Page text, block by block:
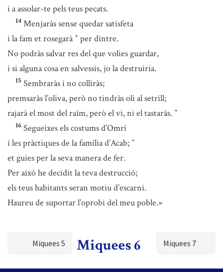
i a assolar-te pels teus pecats.
14 Menjaràs sense quedar satisfeta
i la fam et rosegarà * per dintre.
No podràs salvar res del que volies guardar,
i si alguna cosa en salvessis, jo la destruiria.
15 Sembraràs i no colliràs;
premsaràs l’oliva, però no tindràs oli al setrill;
rajarà el most del raïm, però el vi, ni el tastaràs. *
16 Segueixes els costums d’Omrí
i les pràctiques de la família d’Acab; *
et guies per la seva manera de fer.
Per això he decidit la teva destrucció;
els teus habitants seran motiu d’escarni.
Haureu de suportar l’oprobi del meu poble.»
Miquees 5 Miquees 6 Miquees 7